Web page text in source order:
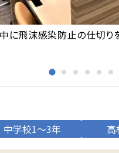
に飛沫感染防止の仕切り
中学校1～3年 高